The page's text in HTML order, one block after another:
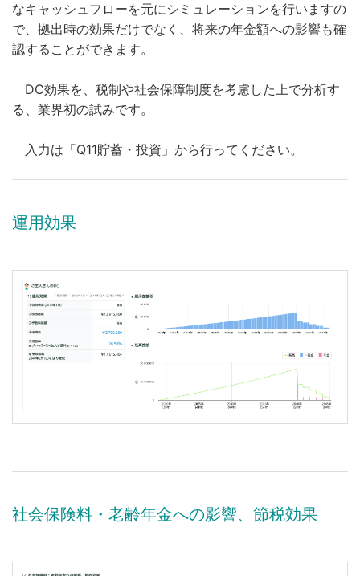
なキャッシュフローを元にシミュレーションを行いますの
で、拠出時の効果だけでなく、将来の年金額への影響も確
認することができます。
DC効果を、税制や社会保障制度を考慮した上で分析す
る、業界初の試みです。
入力は「Q11貯蓄・投資」から行ってください。
運用効果
社会保険料・老齢年金への影響、節税効果